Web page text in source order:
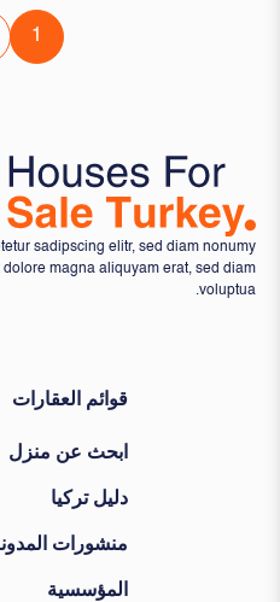
1
sadipscing elitr, sed diam nonumy
magna aliquyam erat, sed diam
voluptua.
قوائم العقارات
ابحث عن منزل
دليل تركيا
منشورات
المؤسسية